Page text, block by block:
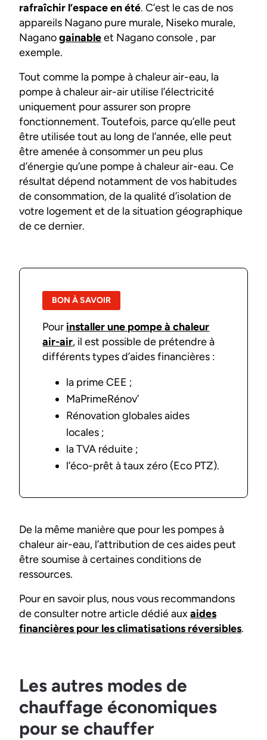
rafraîchir l’espace en été. C’est le cas de nos
appareils Nagano pure murale, Niseko murale,
Naganogainableet Nagano console , par
exemple.
Tout comme la pompe à chaleur air-eau, la
pompe à chaleur air-air utilise l’électricité
uniquement pour assurer son propre
fonctionnement. Toutefois, parce qu’elle peut
être utilisée tout au long de l’année, elle peut
être amenée à consommer un peu plus
d’énergie qu’une pompe à chaleur air-eau. Ce
résultat dépend notamment de vos habitudes
de consommation, de la qualité d’isolation de
votre logement et de la situation géographique
de ce dernier.
BON À SAVOIR
Pour installer une pompe à chaleur
air-air, il est possible de prétendre à
différents types d’aides financières :
la prime CEE ;
MaPrimeRénov’
Rénovation globales aides
locales ;
la TVA réduite ;
l’éco-prêt à taux zéro (Eco PTZ).
De la même manière que pour les pompes à
chaleur air-eau, l’attribution de ces aides peut
être soumise à certaines conditions de
ressources.
Pour en savoir plus, nous vous recommandons
de consulter notre article dédié auxaides
financières pour les climatisations réversibles.
Les autres modes de
chauffage économiques
pour se chauffer